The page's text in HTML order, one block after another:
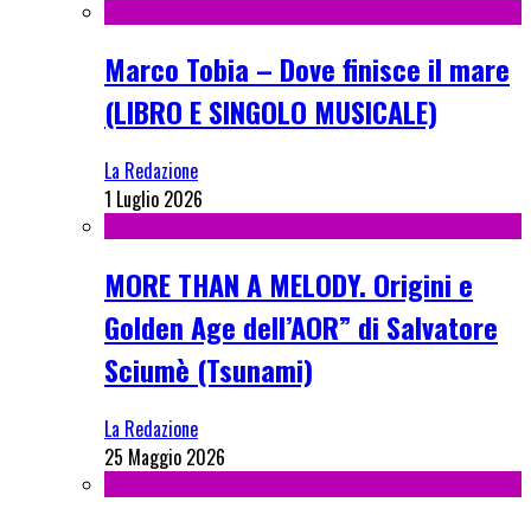
Marco Tobia – Dove finisce il mare
(LIBRO E SINGOLO MUSICALE)
La Redazione
1 Luglio 2026
MORE THAN A MELODY. Origini e
Golden Age dell’AOR” di Salvatore
Sciumè (Tsunami)
La Redazione
25 Maggio 2026